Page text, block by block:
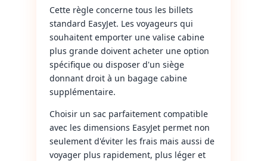
Cette règle concerne tous les billets
standard EasyJet. Les voyageurs qui
souhaitent emporter une valise cabine
plus grande doivent acheter une option
spécifique ou disposer d'un siège
donnant droit à un bagage cabine
supplémentaire.
Choisir un sac parfaitement compatible
avec les dimensions EasyJet permet non
seulement d'éviter les frais mais aussi de
voyager plus rapidement, plus léger et